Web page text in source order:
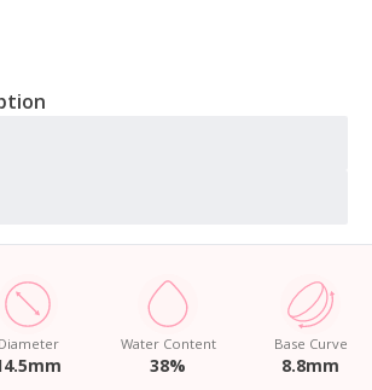
Diameter Water Content
38%
Base Curve
8.8mm